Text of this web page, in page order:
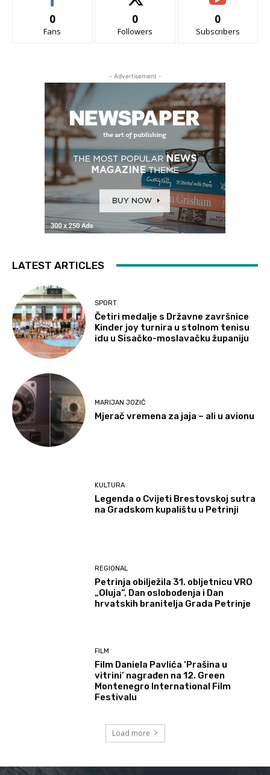
0
Fans
0
Followers
0
Subscribers
- Advertisement -
LATEST ARTICLES
SPORT
Četiri medalje s Državne završnice
Kinder joy turnira u stolnom tenisu
idu u Sisačko-moslavačku županiju
MARIJAN JOZIĆ
Mjerač vremena za jaja – ali u avionu
KULTURA
Legenda o Cvijeti Brestovskoj sutra
na Gradskom kupalištu u Petrinji
REGIONAL
Petrinja obilježila 31. obljetnicu VRO
„Oluja“, Dan oslobođenja i Dan
hrvatskih branitelja Grada Petrinje
FILM
Film Daniela Pavlića ‘Prašina u
vitrini’ nagrađen na 12. Green
Montenegro International Film
Festivalu
Load more